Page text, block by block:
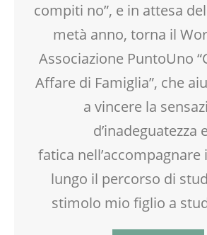
SCUOLA
SOCIALIZZAZIONE
SPAZIO
TEMPO LIBERO
compiti no”, e in attesa
metà anno, torna il
Associazione PuntoUno
Affare di Famiglia”, che
a vincere la
d’inadeguatezza
fatica
lungo il percorso di
stimolo mio figlio a